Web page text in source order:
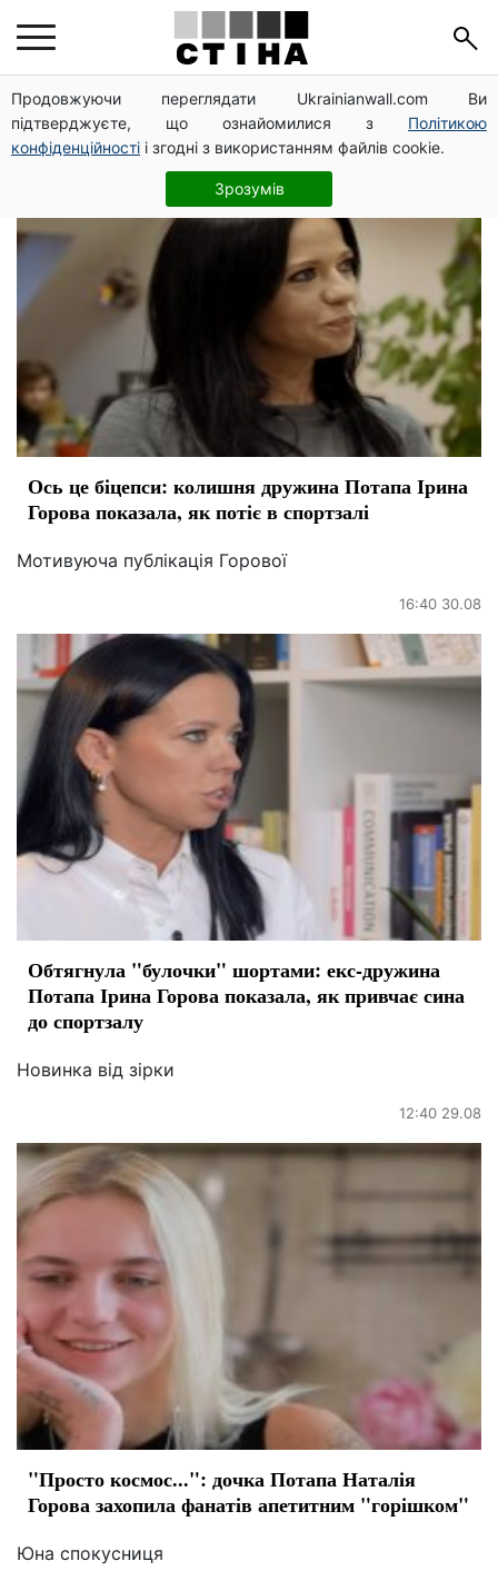
Продовжуючи переглядати Ukrainianwall.com Ви
підтверджуєте, що ознайомилися з Політикою
конфіденційності і згодні з використанням файлів cookie.
Зрозумів
Ирина Горовая
Ось це біцепси: колишня дружина Потапа Ірина
Горова показала, як потіє в спортзалі
Мотивуюча публікація Горової
16:40 30.08
Обтягнула "булочки" шортами: екс-дружина
Потапа Ірина Горова показала, як привчає сина
до спортзалу
Новинка від зірки
12:40 29.08
"Просто космос...": дочка Потапа Наталія
Горова захопила фанатів апетитним "горішком"
Юна спокусниця